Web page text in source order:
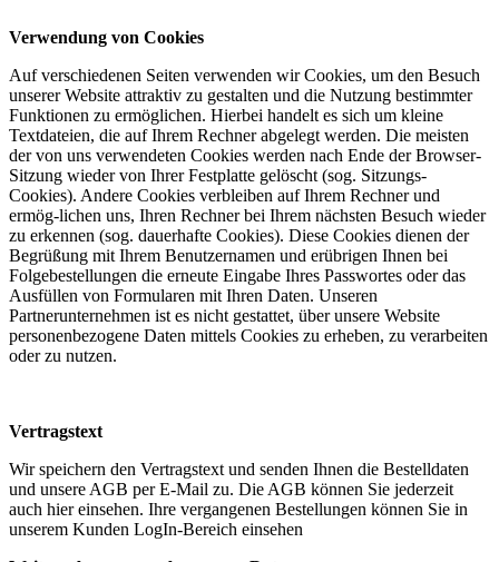
Verwendung von Cookies
Auf verschiedenen Seiten verwenden wir Cookies, um den Besuch
unserer Website attraktiv zu gestalten und die Nutzung bestimmter
Funktionen zu ermöglichen. Hierbei handelt es sich um kleine
Textdateien, die auf Ihrem Rechner abgelegt werden. Die meisten
der von uns verwendeten Cookies werden nach Ende der Browser-
Sitzung wieder von Ihrer Festplatte gelöscht (sog. Sitzungs-
Cookies). Andere Cookies verbleiben auf Ihrem Rechner und
ermög-lichen uns, Ihren Rechner bei Ihrem nächsten Besuch wieder
zu erkennen (sog. dauerhafte Cookies). Diese Cookies dienen der
Begrüßung mit Ihrem Benutzernamen und erübrigen Ihnen bei
Folgebestellungen die erneute Eingabe Ihres Passwortes oder das
Ausfüllen von Formularen mit Ihren Daten. Unseren
Partnerunternehmen ist es nicht gestattet, über unsere Website
personenbezogene Daten mittels Cookies zu erheben, zu verarbeiten
oder zu nutzen.
Vertragstext
Wir speichern den Vertragstext und senden Ihnen die Bestelldaten
und unsere AGB per E-Mail zu. Die AGB können Sie jederzeit
auch hier einsehen. Ihre vergangenen Bestellungen können Sie in
unserem Kunden LogIn-Bereich einsehen